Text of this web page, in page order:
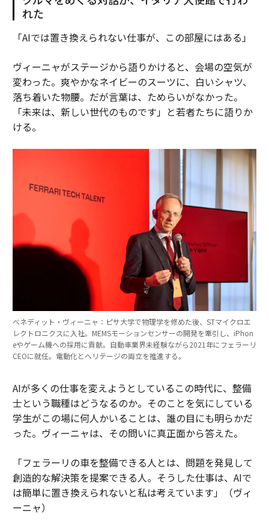
れた
「AIでは置き換えられない仕事が、この部屋にはある」
ヴィーニャがステージから語りかけると、会場の空気が
変わった。爽やかなネイビーのスーツに、白いシャツ、
落ち着いた物腰。だが言葉は、ためらいがなかった。
「未来は、新しい世代のものです」と若者たちに語りか
ける。
べネディット・ヴィーニャ：ピサ大学で物理学を修めた後、STマイクロエ
レクトロニクスに入社。MEMSモーションセンサーの開発を牽引し、iPhon
eやゲーム機への採用に貢献。自動車業界未経験ながら2021年にフェラーリ
CEOに就任。電動化とヘリテージの両立を推進する。
AIが多くの仕事を変えようとしているこの時代に、整備
士という職種はどうなるのか。そのことを気にしている
学生がこの場に何人かいることは、誰の目にも明らかだ
った。ヴィーニャは、その問いに真正面から答えた。
「フェラーリの車を整備できる人とは、問題を発見して
創造的な解決策を提案できる人。そうした仕事は、AIで
は簡単に置き換えられないと私は考えています」（ヴィ
ーニャ）